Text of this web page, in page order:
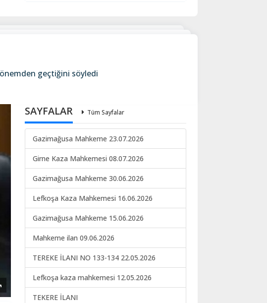
geçtiğini söyledi
SAYFALAR Tüm Sayfalar
Gazimağusa Mahkeme 23.07.2026
Girne Kaza Mahkemesi 08.07.2026
Gazimağusa Mahkeme 30.06.2026
Lefkoşa Kaza Mahkemesi 16.06.2026
Gazimağusa Mahkeme 15.06.2026
Mahkeme ilan 09.06.2026
TEREKE İLANI NO 133-134 22.05.2026
Lefkoşa kaza mahkemesi 12.05.2026
TEKERE İLANI